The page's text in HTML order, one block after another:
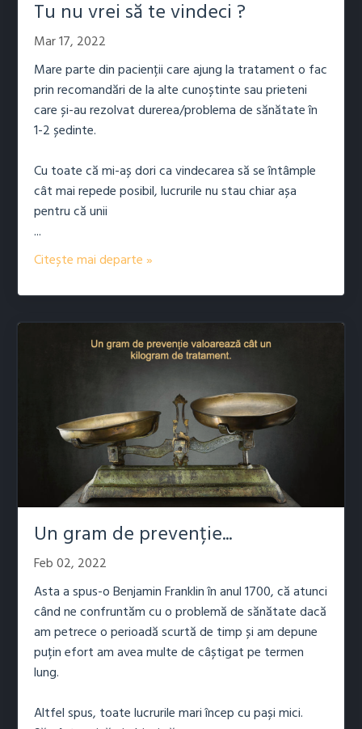
Tu nu vrei să te vindeci ?
Mar 17, 2022
Mare parte din pacienții care ajung la tratament o fac
prin recomandări de la alte cunoștinte sau prieteni
care și-au rezolvat durerea/problema de sănătate în
1-2 ședinte.
Cu toate că mi-aș dori ca vindecarea să se întâmple
cât mai repede posibil, lucrurile nu stau chiar așa
pentru că unii
...
Citește mai departe »
Un gram de prevenție...
Feb 02, 2022
Asta a spus-o Benjamin Franklin în anul 1700, că atunci
când ne confruntăm cu o problemă de sănătate dacă
am petrece o perioadă scurtă de timp și am depune
puțin efort am avea multe de câștigat pe termen
lung.
Altfel spus, toate lucrurile mari încep cu pași mici.